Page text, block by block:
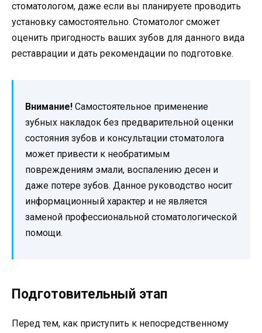
стоматологом, даже если вы планируете проводить
установку самостоятельно. Стоматолог сможет
оценить пригодность ваших зубов для данного вида
реставрации и дать рекомендации по подготовке.
Внимание! Самостоятельное применение
зубных накладок без предварительной оценки
состояния зубов и консультации стоматолога
может привести к необратимым
повреждениям эмали, воспалению десен и
даже потере зубов. Данное руководство носит
информационный характер и не является
заменой профессиональной стоматологической
помощи.
Подготовительный этап
Перед тем, как приступить к непосредственному